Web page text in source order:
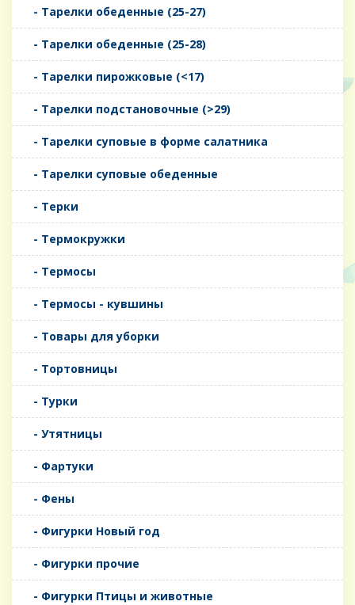
- Тарелки обеденные (25-27)
- Тарелки обеденные (25-28)
- Тарелки пирожковые (<17)
- Тарелки подстановочные (>29)
- Тарелки суповые в форме салатника
- Тарелки суповые обеденные
- Терки
- Термокружки
- Термосы
- Термосы - кувшины
- Товары для уборки
- Тортовницы
- Турки
- Утятницы
- Фартуки
- Фены
- Фигурки Новый год
- Фигурки прочие
- Фигурки Птицы и животные